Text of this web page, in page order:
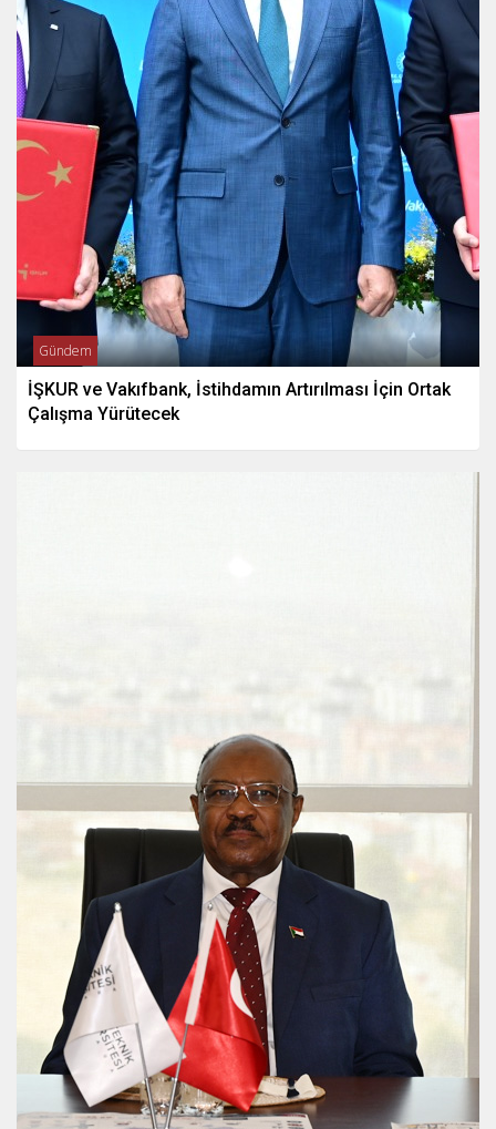
Gündem
İŞKUR ve Vakıfbank, İstihdamın Artırılması İçin Ortak
Çalışma Yürütecek